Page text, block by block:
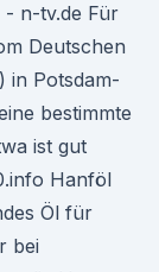
- n-tv.de Für
Deutschen
in Potsdam-
bestimmte
ist gut
Hanföl
Öl für
bei